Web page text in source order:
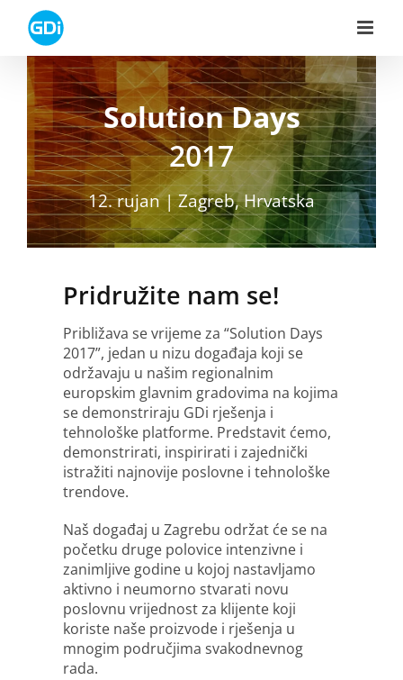
content
Solution Days
2017
12. rujan | Zagreb, Hrvatska
Pridružite nam se!
Približava se vrijeme za “Solution Days
2017”, jedan u nizu događaja koji se
održavaju u našim regionalnim
europskim glavnim gradovima na kojima
se demonstriraju GDi rješenja i
tehnološke platforme. Predstavit ćemo,
demonstrirati, inspirirati i zajednički
istražiti najnovije poslovne i tehnološke
trendove.
Naš događaj u Zagrebu održat će se na
početku druge polovice intenzivne i
zanimljive godine u kojoj nastavljamo
aktivno i neumorno stvarati novu
poslovnu vrijednost za klijente koji
koriste naše proizvode i rješenja u
mnogim područjima svakodnevnog
rada.